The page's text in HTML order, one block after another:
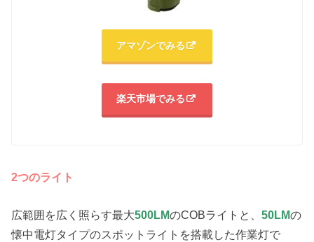
アマゾンでみる
楽天市場でみる
2つのライト
広範囲を広く照らす最大500LMのCOBライトと、50LMの
懐中電灯タイプのスポットライトを搭載した作業灯で